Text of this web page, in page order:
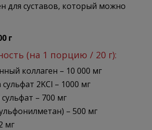
для суставов, который можно
г
(на 1 порцию / 20 г):
коллаген – 10 000 мг
2KCl – 1000 мг
– 700 мг
– 500 мг
мг